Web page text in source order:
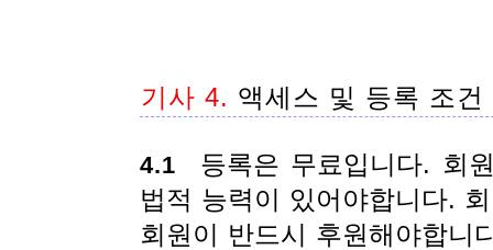
기사 4. 액세스 및 등록 조건
4.1 등록은 무료입니다. 회
법적 능력이 있어야합니다.
회원이 반드시 후원해야합니